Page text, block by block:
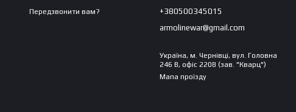
Передзвонити вам?
+380500345015
armolinewar@gmail.com
Україна, м. Чернівці, вул. Головна
246 В, офіс 2208 (зав. "Кварц")
Мапа проїзду